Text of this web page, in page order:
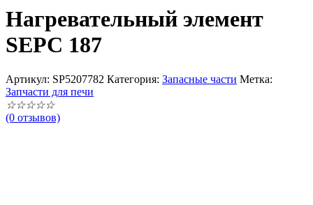
Нагревательный элемент
SEPC 187
Артикул: SP5207782 Категория: Запасные части Метка:
Запчасти для печи
☆☆☆☆☆
(0 отзывов)